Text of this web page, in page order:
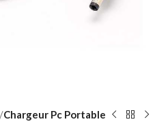
Chargeur Pc Portable